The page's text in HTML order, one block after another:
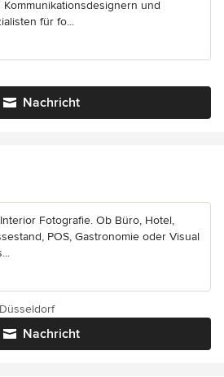
und
für fo...
Nachricht
Fotografie. Ob Büro, Hotel,
POS, Gastronomie oder Visual
Nachricht